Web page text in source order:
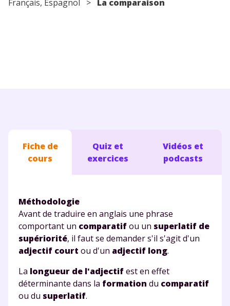
Français, Espagnol > La comparaison
Fiche de
cours
Quiz et
exercices
Vidéos et
podcasts
Méthodologie
Avant de traduire en anglais une phrase
comportant un comparatifou un superlatif de
supériorité, il faut se demander s'il s'agit d'un
adjectif court ou d'un adjectif long.
La longueur de l'adjectifest en effet
déterminante dans la formation du comparatif
ou du superlatif.